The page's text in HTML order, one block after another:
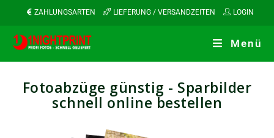
ZAHLUNGSARTEN LIEFERUNG / VERSANDZEITEN LOGIN
Menü
Fotoabzüge günstig - Sparbilder
schnell online bestellen